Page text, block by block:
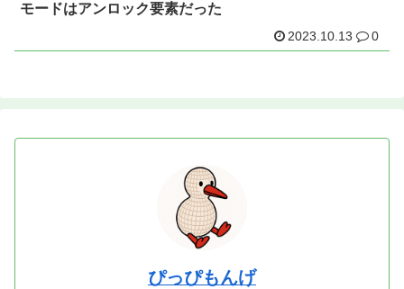
モードはアンロック要素だった
2023.10.13 0
ぴっぴもんげ